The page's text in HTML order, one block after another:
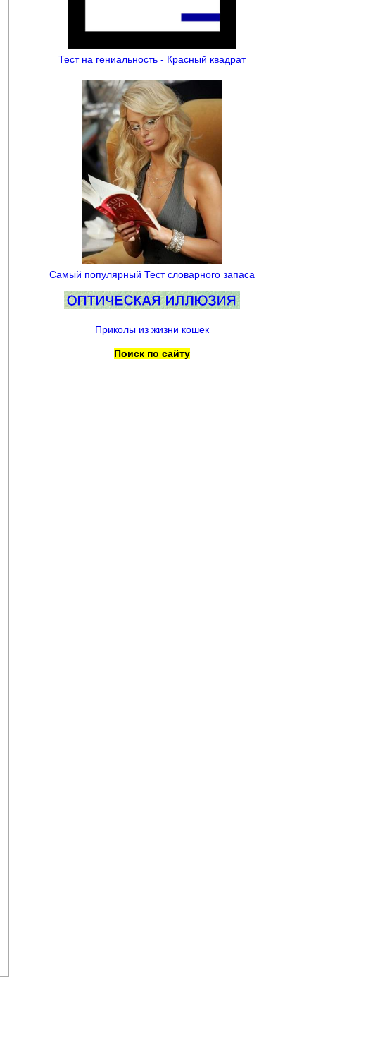
Тест на гениальность - Красный квадрат
Самый популярный Тест словарного запаса
Приколы из жизни кошек
Поиск по сайту